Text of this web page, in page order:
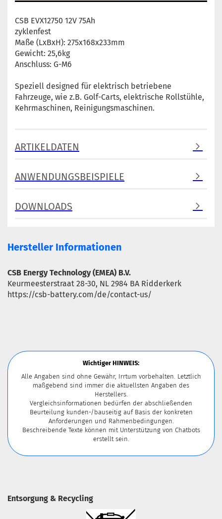
CSB EVX12750 12V 75Ah
zyklenfest
Maße (LxBxH): 275x168x233mm
Gewicht: 25,6kg
Anschluss: G-M6
Speziell designed für elektrisch betriebene
Fahrzeuge, wie z.B. Golf-Carts, elektrische Rollstühle,
Kehrmaschinen, Reinigungsmaschinen.
ARTIKELDATEN
ANWENDUNGSBEISPIELE
DOWNLOADS
Hersteller Informationen
CSB Energy Technology (EMEA) B.V.
Keurmeesterstraat 28-30, NL 2984 BA Ridderkerk
https://csb-battery.com/de/contact-us/
Wichtiger HINWEIS:
Alle Angaben sind ohne Gewähr, Irrtum vorbehalten. Letztlich
maßgebend sind immer die aktuellsten Angaben des
Herstellers.
Vergleichsinformationen bedürfen der abschließenden
Beurteilung kunden-/bauseitig auf Basis der konkreten
Anforderungen und Rahmenbedingungen.
Beschreibende Texte können mit Unterstützung von Chatbots
erstellt sein.
Entsorgung & Recycling